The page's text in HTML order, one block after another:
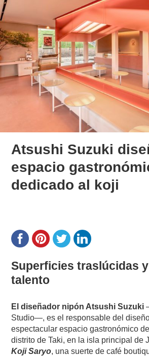
Atsushi Suzuki
espacio
dedicado al koji
Superficies traslúcidas
talento
El diseñador nipón Atsushi Suzuki
Studio—, es el responsable del
espectacular espacio gastronómico
distrito de Taki, en la isla principal de
Koji Saryo, una suerte de café